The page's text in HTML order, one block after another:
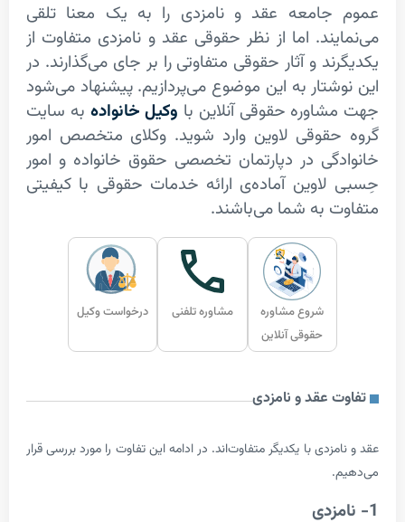
عقد و نامزدی را به یک معنا تلقی
اما از نظر حقوقی عقد و نامزدی متفاوت از
و آثار حقوقی متفاوتی را بر جای می‌گذارند. در
به این موضوع می‌پردازیم. پیشنهاد می‌شود
حقوقی آنلاین باوکیل خانواده به سایت
لاوین وارد شوید.وکلای متخصص امور
در دپارتمان تخصصی حقوق خانواده و امور
آماده‌ی ارائه خدمات حقوقی با کیفیتی
به شما می‌باشند.
مشاوره تلفنی درخواست وکیل
عقد و نامزدی
با یکدیگر متفاوت‌اند. در ادامه این تفاوت را مورد بررسی قرار